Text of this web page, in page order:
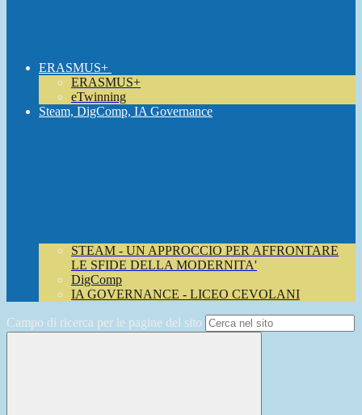
ERASMUS+
ERASMUS+
eTwinning
Steam, DigComp, IA Governance
STEAM - UN APPROCCIO PER AFFRONTARE
LE SFIDE DELLA MODERNITA'
DigComp
IA GOVERNANCE - LICEO CEVOLANI
Campo di ricerca per le pagine del sito